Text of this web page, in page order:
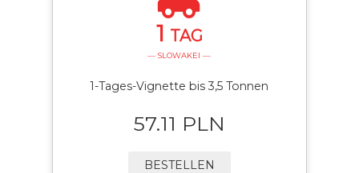
1 TAG
— SLOWAKEI —
1-Tages-Vignette bis 3,5 Tonnen
57.11 PLN
BESTELLEN